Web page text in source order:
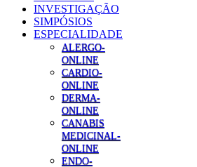
INVESTIGAÇÃO
SIMPÓSIOS
ESPECIALIDADE
ALERGO-
ONLINE
CARDIO-
ONLINE
DERMA-
ONLINE
CANABIS
MEDICINAL-
ONLINE
ENDO-